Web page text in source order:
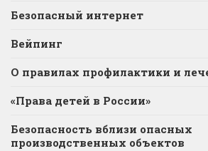
Безопасный интернет
Вейпинг
О правилах профилактики и
«Права детей в России»
Безопасность вблизи опасных
производственных объектов